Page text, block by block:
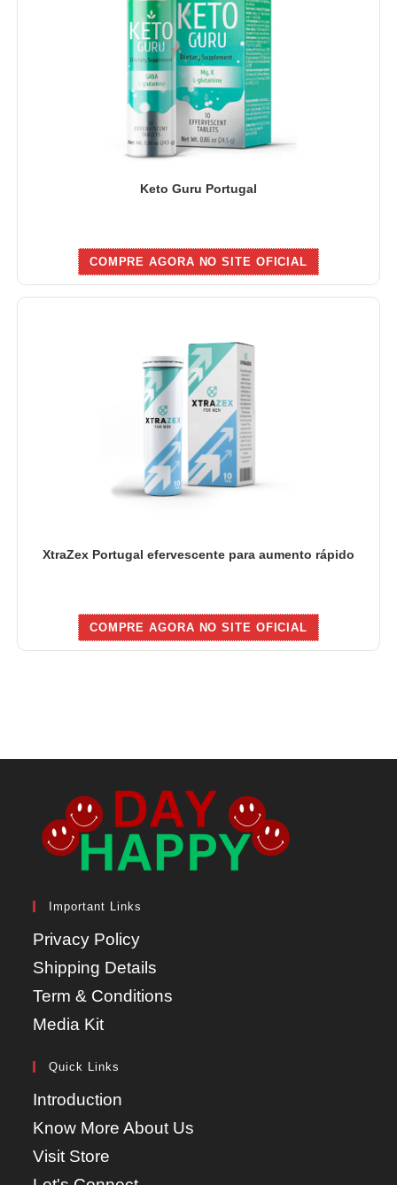
Keto Guru Portugal
COMPRE AGORA NO SITE OFICIAL
XtraZex Portugal efervescente para aumento rápido
COMPRE AGORA NO SITE OFICIAL
Important Links
Privacy Policy
Shipping Details
Term & Conditions
Media Kit
Quick Links
Introduction
Know More About Us
Visit Store